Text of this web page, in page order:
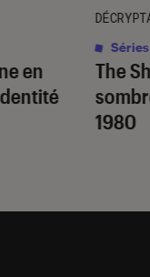
en
The
1980
Séries